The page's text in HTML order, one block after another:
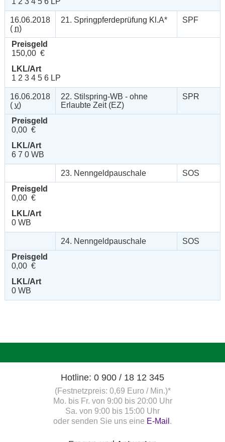
16.06.2018
( n)
21. Springpferdeprüfung Kl.A* SPF
Preisgeld
150,00 €
LKL/Art
1 2 3 4 5 6 LP
16.06.2018
( v)
22. Stilspring-WB - ohne
Erlaubte Zeit (EZ)
SPR
Preisgeld
0,00 €
LKL/Art
6 7 0 WB
23. Nenngeldpauschale
SOS
Preisgeld
0,00 €
LKL/Art
0 WB
24. Nenngeldpauschale
SOS
Preisgeld
0,00 €
LKL/Art
0 WB
Hotline: 0 900 / 18 12 345
(Festnetzpreis: 0,69 Euro / Min.)*
Mo. bis Fr. von 9:00 bis 20:00 Uhr
Sa. von 9:00 bis 15:00 Uhr
oder senden Sie uns eine E-Mail .